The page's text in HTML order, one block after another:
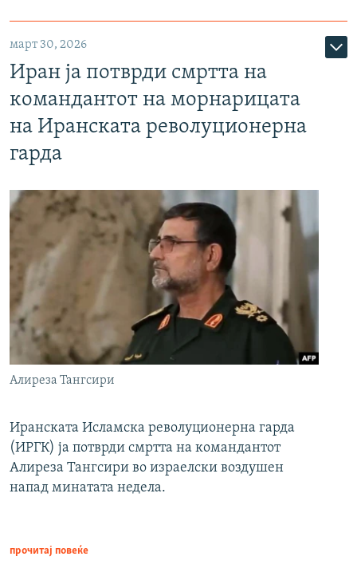
март 30, 2026
Иран ја потврди смртта на
командантот на морнарицата
на Иранската револуционерна
гарда
Алиреза Тангсири
Иранската Исламска револуционерна гарда
(ИРГК) ја потврди смртта на командантот
Алиреза Тангсири во израелски воздушен
напад минатата недела.
прочитај повеќе